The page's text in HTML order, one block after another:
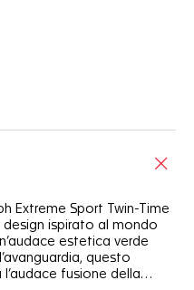
Extreme Sport Twin-Time
ispirato al mondo
estetica verde
questo
fusione della